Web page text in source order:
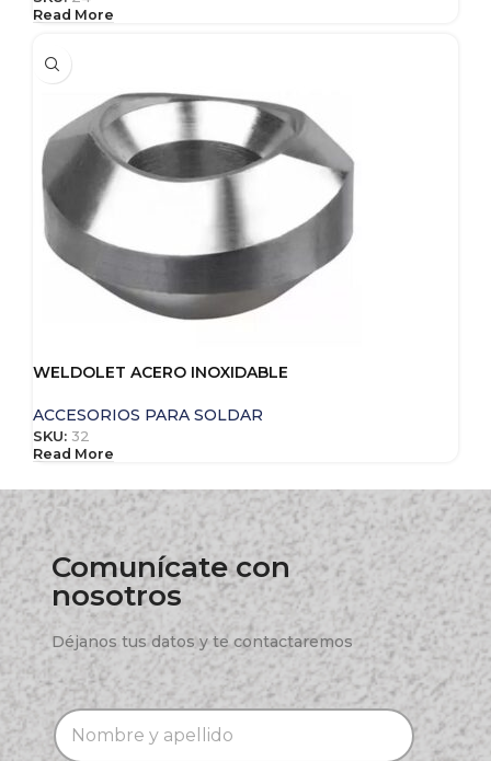
Read More
WELDOLET ACERO INOXIDABLE
ACCESORIOS PARA SOLDAR
SKU: 32
Read More
Comunícate con
nosotros
Déjanos tus datos y te contactaremos